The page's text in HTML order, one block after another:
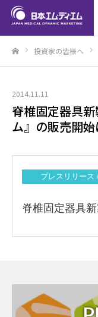
投資家の皆様へ
2014.11.11
脊椎固定器具
ム』の販売開
プレスリリース